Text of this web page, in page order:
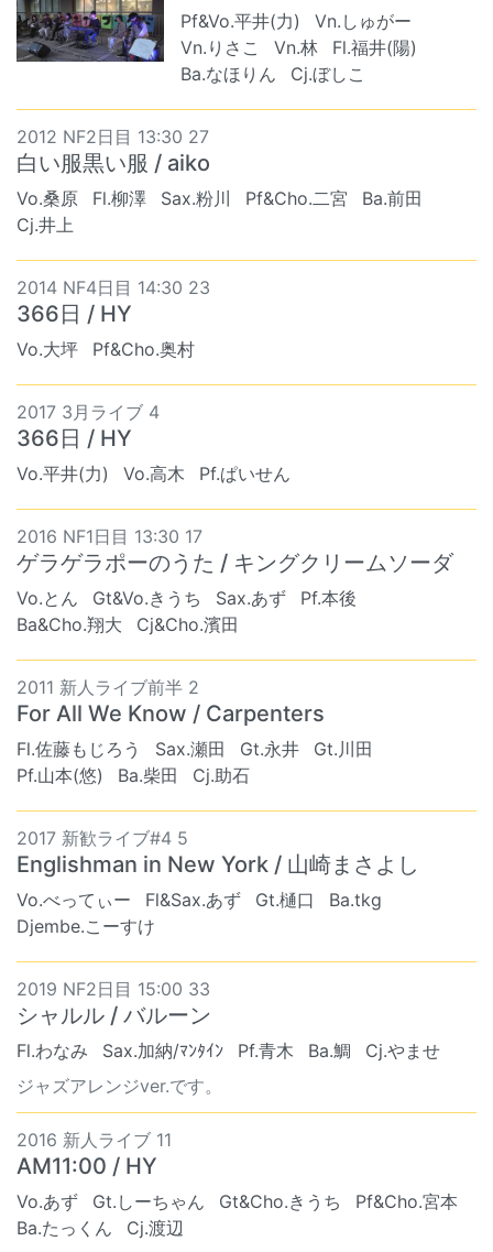
Pf&Vo.平井(力)
Vn.しゅがー
Vn.りさこ
Vn.林
Fl.福井(陽)
Ba.なほりん
Cj.ぼしこ
2012 NF2日目 13:30 27
白い服黒い服 / aiko
Vo.桑原 Fl.柳澤 Sax.粉川 Pf&Cho.二宮
Ba.前田
Cj.井上
2014 NF4日目 14:30 23
366日 / HY
Vo.大坪 Pf&Cho.奥村
2017 3月ライブ 4
366日 / HY
Vo.平井(力) Vo.高木 Pf.ぱいせん
2016 NF1日目 13:30 17
ゲラゲラポーのうた / キングクリームソーダ
Vo.とん Gt&Vo.きうち Sax.あず
Pf.本後
Ba&Cho.翔大
Cj&Cho.濱田
2011 新人ライブ前半 2
For All We Know / Carpenters
Fl.佐藤もじろう Sax.瀬田 Gt.永井
Gt.川田
Pf.山本(悠)
Ba.柴田 Cj.助石
2017 新歓ライブ#4 5
Englishman in New York / 山崎まさよし
Vo.べってぃー Fl&Sax.あず Gt.樋口
Ba.tkg
Djembe.こーすけ
2019 NF2日目 15:00 33
シャルル / バルーン
Fl.わなみ Sax.加納/ﾏﾝﾀｲﾝ Pf.青木 Ba.鯛
Cj.やませ
ジャズアレンジver.です。
2016 新人ライブ 11
AM11:00 / HY
Vo.あず Gt.しーちゃん Gt&Cho.きうち
Pf&Cho.宮本
Ba.たっくん
Cj.渡辺